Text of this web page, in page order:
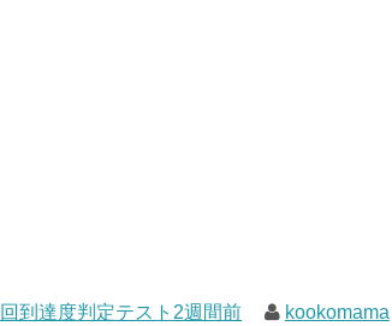
到達度判定テスト2週間前 kookomama